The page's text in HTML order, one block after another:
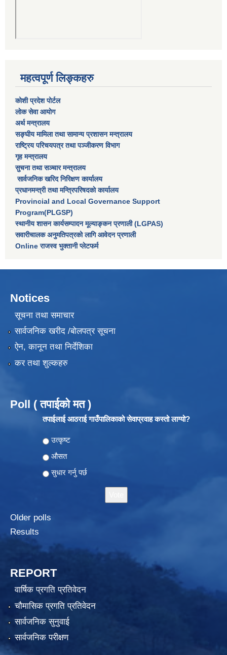
महत्वपूर्ण लिङ्कहरु
कोशी प्रदेश पोर्टल
लाेक सेवा आयाेग
अर्थ मन्त्रालय
सङ्घीय मामिला तथा सामान्य प्रशासन मन्त्रालय
राष्‍ट्रिय परिचयपत्र तथा पञ्‍जीकरण विभाग
गृह मन्त्रालय
सुचना तथा सञ्चार मन्त्रालय
सार्वजनिक खरिद निरिक्षण कार्यालय
प्रधानमन्त्री तथा मन्त्रिपरिषदकाे कार्यालय
Provincial and Local Governance Support
Program(PLGSP)
स्थानीय शासन कार्यसम्पादन मूल्याङ्कन प्रणाली (LGPAS)
सवारीचालक अनुमतिपत्रको लागि आवेदन प्रणाली
Online राजस्व भुक्तानी प्लेटफर्म
Notices
सूचना तथा समाचार
सार्वजनिक खरीद /बोलपत्र सूचना
ऐन, कानून तथा निर्देशिका
कर तथा शुल्कहरु
Poll ( तपाईको मत )
तपाईलाई आठराई गाउँपालिकाको सेवाप्रवाह कस्तो लाग्यो?
Choices
उत्कृष्ट
औसत
सुधार गर्नु पर्छ
Older polls
Results
REPORT
वार्षिक प्रगति प्रतिवेदन
चौमासिक प्रगति प्रतिवेदन
सार्वजनिक सुनुवाई
सार्वजनिक परीक्षण